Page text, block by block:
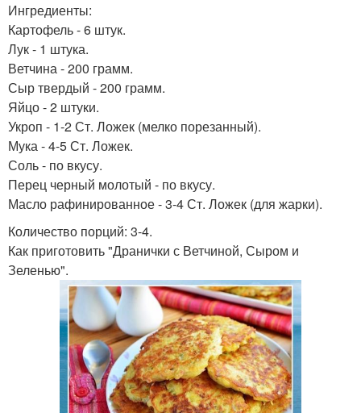
Ингредиенты:
Картофель - 6 штук.
Лук - 1 штука.
Ветчина - 200 грамм.
Сыр твердый - 200 грамм.
Яйцо - 2 штуки.
Укроп - 1-2 Ст. Ложек (мелко порезанный).
Мука - 4-5 Ст. Ложек.
Соль - по вкусу.
Перец черный молотый - по вкусу.
Масло рафинированное - 3-4 Ст. Ложек (для жарки).
Количество порций: 3-4.
Как приготовить "Дранички с Ветчиной, Сыром и
Зеленью".